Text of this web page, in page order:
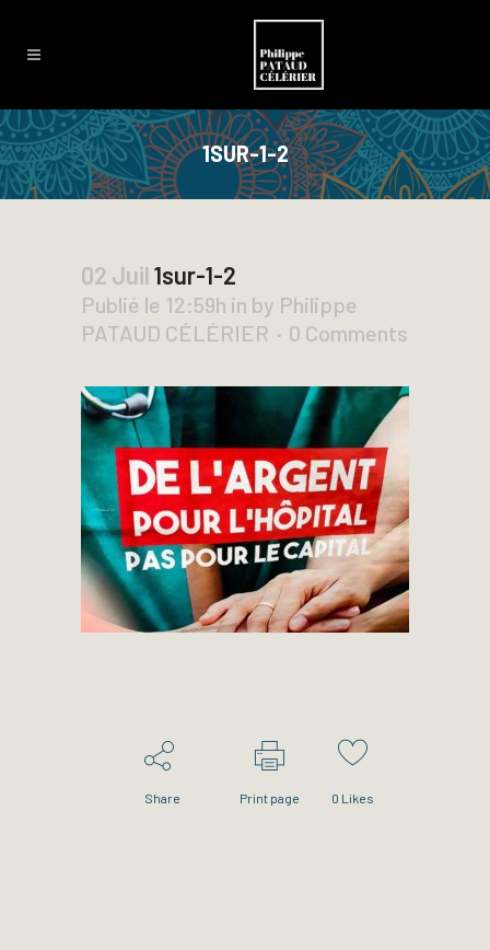
1SUR-1-2
02 Juil 1sur-1-2
Publié le 12:59h in by Philippe
PATAUD CÉLÉRIER
0 Comments
Share Print page 0 Likes